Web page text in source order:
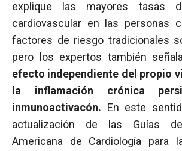
explique las mayores tasas
cardiovascular en las personas
factores de riesgo tradicionales
pero los expertos también
efecto independiente del propio
la inflamación crónica
inmunoactivacón. En este
actualización de las Guías
Americana de Cardiología para